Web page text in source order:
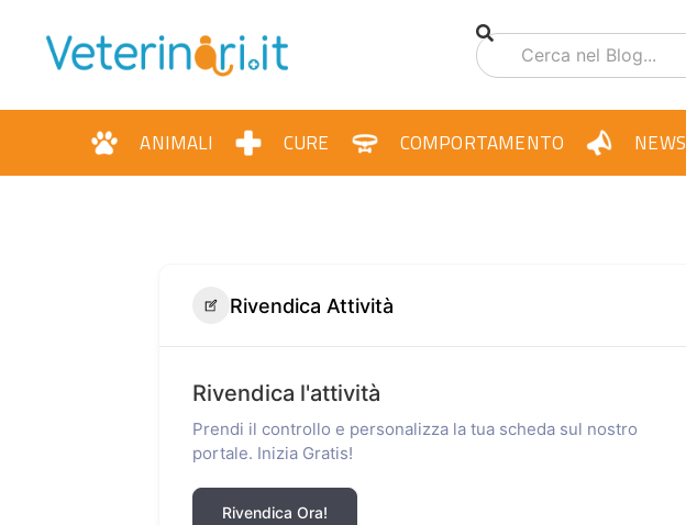
ANIMALI CURE COMPORTAMENTO NEWS
Rivendica Attività
Rivendica l'attività
Prendi il controllo e personalizza la tua scheda sul nostro
portale. Inizia Gratis!
Rivendica Ora!